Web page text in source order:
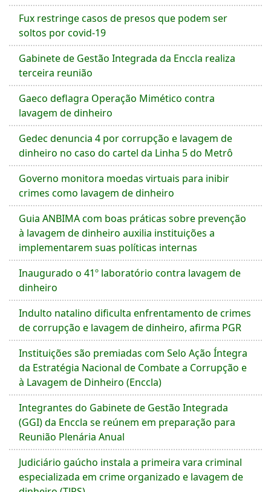
Fux restringe casos de presos que podem ser
soltos por covid-19
Gabinete de Gestão Integrada da Enccla realiza
terceira reunião
Gaeco deflagra Operação Mimético contra
lavagem de dinheiro
Gedec denuncia 4 por corrupção e lavagem de
dinheiro no caso do cartel da Linha 5 do Metrô
Governo monitora moedas virtuais para inibir
crimes como lavagem de dinheiro
Guia ANBIMA com boas práticas sobre prevenção
à lavagem de dinheiro auxilia instituições a
implementarem suas políticas internas
Inaugurado o 41º laboratório contra lavagem de
dinheiro
Indulto natalino dificulta enfrentamento de crimes
de corrupção e lavagem de dinheiro, afirma PGR
Instituições são premiadas com Selo Ação Íntegra
da Estratégia Nacional de Combate a Corrupção e
à Lavagem de Dinheiro (Enccla)
Integrantes do Gabinete de Gestão Integrada
(GGI) da Enccla se reúnem em preparação para
Reunião Plenária Anual
Judiciário gaúcho instala a primeira vara criminal
especializada em crime organizado e lavagem de